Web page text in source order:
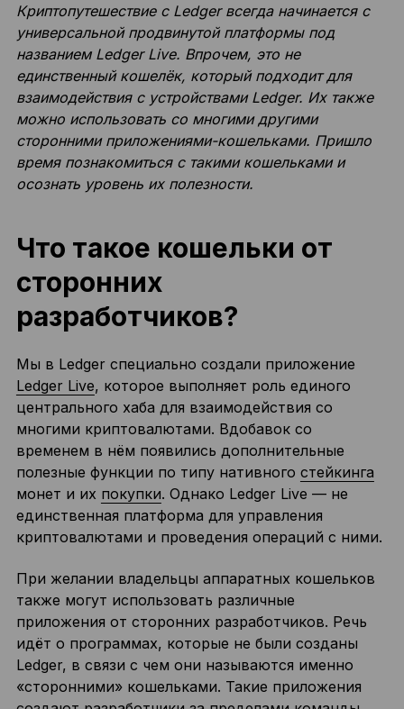
Криптопутешествие с Ledger всегда начинается с
универсальной продвинутой платформы под
названием Ledger Live. Впрочем, это не
единственный кошелёк, который подходит для
взаимодействия с устройствами Ledger. Их также
можно использовать со многими другими
сторонними приложениями-кошельками. Пришло
время познакомиться с такими кошельками и
осознать уровень их полезности.
Что такое кошельки от
сторонних
разработчиков?
Мы в Ledger специально создали приложение
Ledger Live, которое выполняет роль единого
центрального хаба для взаимодействия со
многими криптовалютами. Вдобавок со
временем в нём появились дополнительные
полезные функции по типу нативного стейкинга
монет и их покупки. Однако Ledger Live — не
единственная платформа для управления
криптовалютами и проведения операций с ними.
При желании владельцы аппаратных кошельков
также могут использовать различные
приложения от сторонних разработчиков. Речь
идёт о программах, которые не были созданы
Ledger, в связи с чем они называются именно
«сторонними» кошельками. Такие приложения